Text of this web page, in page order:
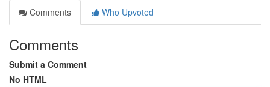
Comments
Who Upvoted
Comments
Submit a Comment
No HTML